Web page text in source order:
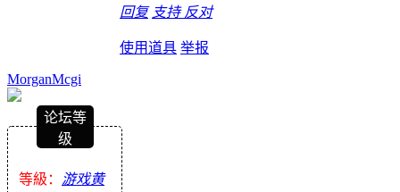
回复 支持 反对
使用道具 举报
MorganMcgi
论坛等
级
等級： 游戏黄